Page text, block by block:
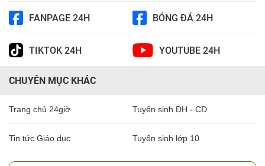
FANPAGE 24H BÓNG ĐÁ 24H
TIKTOK 24H YOUTUBE 24H
CHUYÊN MỤC KHÁC
Trang chủ 24giờ Tuyển sinh ĐH - CĐ
Tin tức Giáo dục Tuyển sinh lớp 10